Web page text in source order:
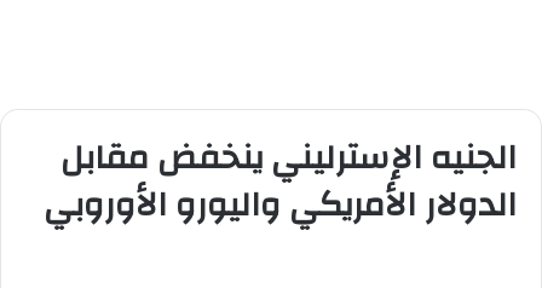
الجنيه الإسترليني ينخفض مقابل
الدولار الأمريكي واليورو الأوروبي